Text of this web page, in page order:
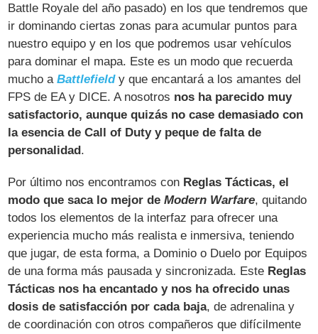
Battle Royale del año pasado) en los que tendremos que
ir dominando ciertas zonas para acumular puntos para
nuestro equipo y en los que podremos usar vehículos
para dominar el mapa. Este es un modo que recuerda
mucho aBattlefieldy que encantará a los amantes del
FPS de EA y DICE. A nosotros nos ha parecido muy
satisfactorio, aunque quizás no case demasiado con
la esencia de Call of Duty y peque de falta de
personalidad.
Por último nos encontramos con Reglas Tácticas, el
modo que saca lo mejor deModern Warfare, quitando
todos los elementos de la interfaz para ofrecer una
experiencia mucho más realista e inmersiva, teniendo
que jugar, de esta forma, a Dominio o Duelo por Equipos
de una forma más pausada y sincronizada. Este Reglas
Tácticas nos ha encantado y nos ha ofrecido unas
dosis de satisfacción por cada baja, de adrenalina y
de coordinación con otros compañeros que difícilmente